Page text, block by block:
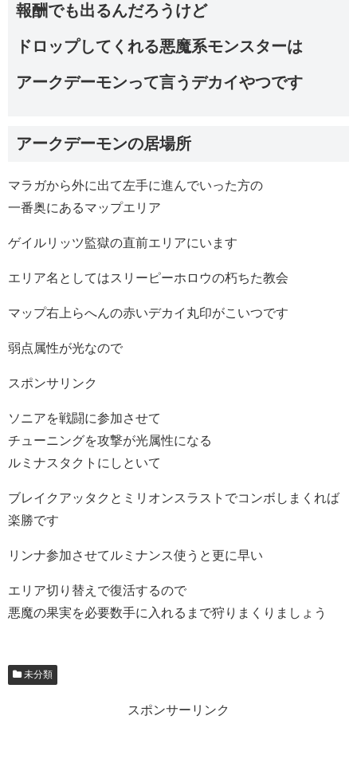
報酬でも出るんだろうけど
ドロップしてくれる悪魔系モンスターは
アークデーモンって言うデカイやつです
アークデーモンの居場所
マラガから外に出て左手に進んでいった方の
一番奥にあるマップエリア
ゲイルリッツ監獄の直前エリアにいます
エリア名としてはスリーピーホロウの朽ちた教会
マップ右上らへんの赤いデカイ丸印がこいつです
弱点属性が光なので
スポンサリンク
ソニアを戦闘に参加させて
チューニングを攻撃が光属性になる
ルミナスタクトにしといて
ブレイクアッタクとミリオンスラストでコンボしまくれば
楽勝です
リンナ参加させてルミナンス使うと更に早い
エリア切り替えで復活するので
悪魔の果実を必要数手に入れるまで狩りまくりましょう
未分類
スポンサーリンク